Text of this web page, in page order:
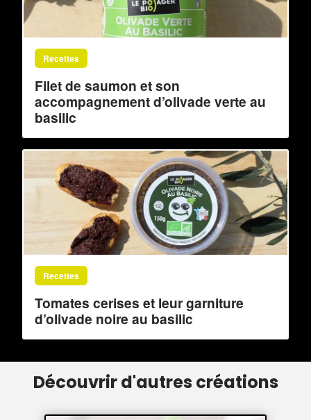
Recettes
Filet de saumon et son
accompagnement d’olivade verte au
basilic
Recettes
Tomates cerises et leur garniture
d’olivade noire au basilic
Découvrir d'autres créations